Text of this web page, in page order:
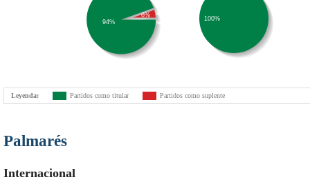
94%
6% 100%
Leyenda: Partidos como titular Partidos como suplente
Palmarés
Internacional